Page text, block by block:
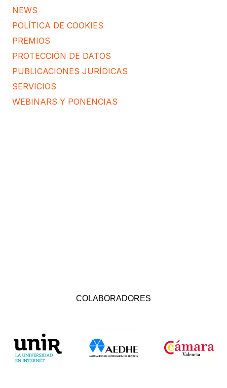
NEWS
POLÍTICA DE COOKIES
PREMIOS
PROTECCIÓN DE DATOS
PUBLICACIONES JURÍDICAS
SERVICIOS
WEBINARS Y PONENCIAS
COLABORADORES